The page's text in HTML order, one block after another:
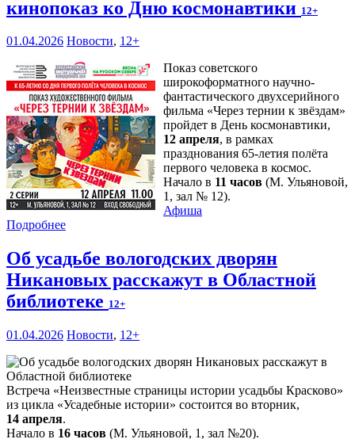
кинопоказ ко Дню космонавтики 12+
01.04.2026 Новости, 12+
Показ советского
широкоформатного научно-
фантастического двухсерийного
фильма «Через тернии к звёздам»
пройдет в День космонавтики,
12 апреля, в рамках
празднования 65-летия полёта
первого человека в космос.
Начало в 11 часов (М. Ульяновой,
1, зал № 12).
Афиша
Подробнее
Об усадьбе вологодских дворян
Никановых расскажут в Областной
библиотеке 12+
01.04.2026 Новости, 12+
Встреча «Неизвестные страницы истории усадьбы Красково»
из цикла «Усадебные истории» состоится во вторник,
14 апреля.
Начало в 16 часов (М. Ульяновой, 1, зал №20).